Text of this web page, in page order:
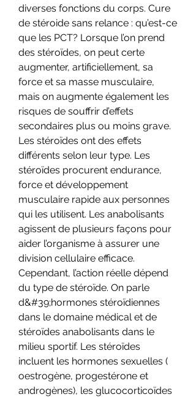
diverses fonctions du corps. Cure
de stéroide sans relance : qu’est-ce
que les PCT? Lorsque l’on prend
des stéroïdes, on peut certe
augmenter, artificiellement, sa
force et sa masse musculaire,
mais on augmente également les
risques de souffrir d’effets
secondaires plus ou moins grave.
Les stéroïdes ont des effets
différents selon leur type. Les
stéroïdes procurent endurance,
force et développement
musculaire rapide aux personnes
qui les utilisent. Les anabolisants
agissent de plusieurs façons pour
aider l’organisme à assurer une
division cellulaire efficace.
Cependant, l’action réelle dépend
du type de stéroïde. On parle
d&#39;hormones stéroïdiennes
dans le domaine médical et de
stéroïdes anabolisants dans le
milieu sportif. Les stéroïdes
incluent les hormones sexuelles (
oestrogène, progestérone et
androgènes), les glucocorticoïdes